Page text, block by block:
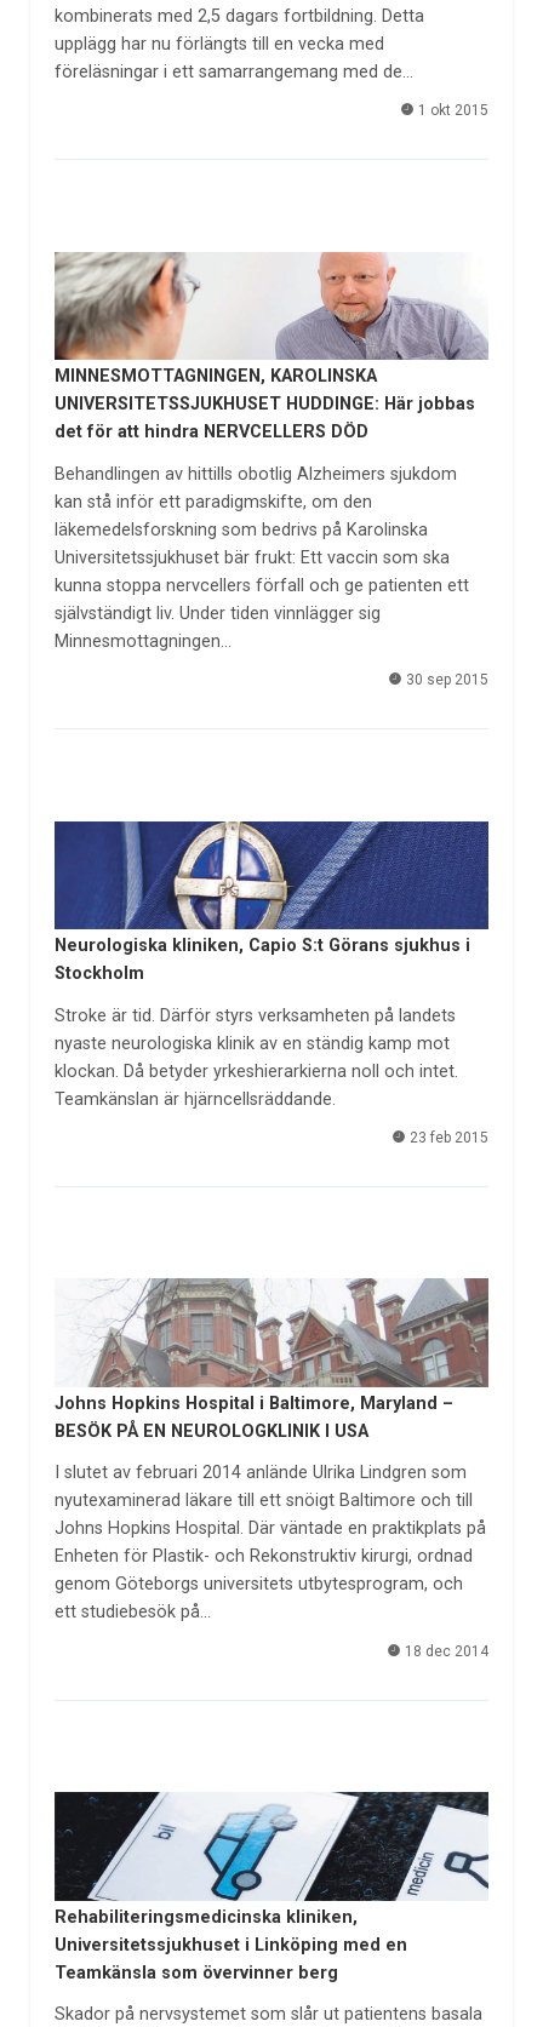
kombinerats med 2,5 dagars fortbildning. Detta
upplägg har nu förlängts till en vecka med
föreläsningar i ett samarrangemang med de…
1 okt 2015
MINNESMOTTAGNINGEN, KAROLINSKA
UNIVERSITETSSJUKHUSET HUDDINGE: Här jobbas
det för att hindra NERVCELLERS DÖD
Behandlingen av hittills obotlig Alzheimers sjukdom
kan stå inför ett paradigmskifte, om den
läkemedelsforskning som bedrivs på Karolinska
Universitetssjukhuset bär frukt: Ett vaccin som ska
kunna stoppa nervcellers förfall och ge patienten ett
självständigt liv. Under tiden vinnlägger sig
Minnesmottagningen…
30 sep 2015
Neurologiska kliniken, Capio S:t Görans sjukhus i
Stockholm
Stroke är tid. Därför styrs verksamheten på landets
nyaste neurologiska klinik av en ständig kamp mot
klockan. Då betyder yrkeshierarkierna noll och intet.
Teamkänslan är hjärncellsräddande.
23 feb 2015
Johns Hopkins Hospital i Baltimore, Maryland –
BESÖK PÅ EN NEUROLOGKLINIK I USA
I slutet av februari 2014 anlände Ulrika Lindgren som
nyutexaminerad läkare till ett snöigt Baltimore och till
Johns Hopkins Hospital. Där väntade en praktikplats på
Enheten för Plastik- och Rekonstruktiv kirurgi, ordnad
genom Göteborgs universitets utbytesprogram, och
ett studiebesök på…
18 dec 2014
Rehabiliteringsmedicinska kliniken,
Universitetssjukhuset i Linköping med en
Teamkänsla som övervinner berg
Skador på nervsystemet som slår ut patientens basala